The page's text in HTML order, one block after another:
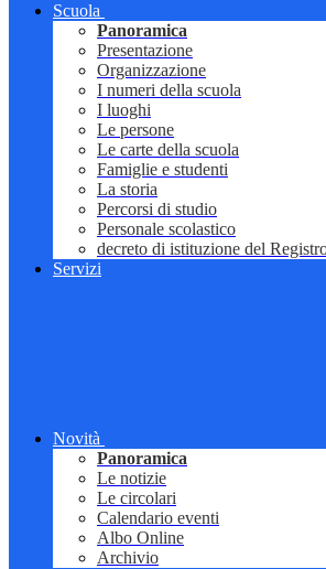
Scuola
Panoramica
Presentazione
Organizzazione
I numeri della scuola
I luoghi
Le persone
Le carte della scuola
Famiglie e studenti
La storia
Percorsi di studio
Personale scolastico
decreto di istituzione del
Servizi
Novità
Panoramica
Le notizie
Le circolari
Calendario eventi
Albo Online
Archivio